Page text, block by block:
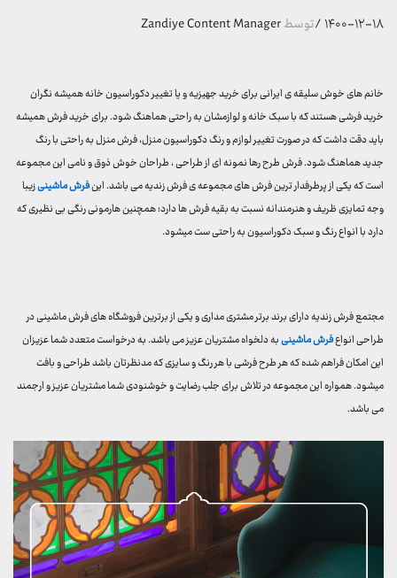
۱۴۰۰-۱۲-۱۸/توسطZandiye Content Manager
خانم های خوش سلیقه ی ایرانی برای خرید جهیزیه و یا تغییر دکوراسیون خانه همیشه نگران
خرید فرشی هستند که با سبک خانه و لوازمشان به راحتی هماهنگ شود. برای خرید فرش همیشه
باید دقت داشت که در صورت تغییر لوازم و رنگ دکوراسیون منزل، فرش منزل به راحتی با رنگ
جدید هماهنگ شود. فرش طرح رها نمونه ای از طراحی ، طراحان خوش ذوق و نامی این مجموعه
است که یکی از پرطرفدار ترین فرش های مجموعه ی فرش زندیه می باشد. اینفرش ماشینیزیبا
وجه تمایزی ظریف و هنرمندانه نسبت به بقیه فرش ها دارد؛ همچنین هارمونی رنگی بی نظیری که
دارد با انواع رنگ و سبک دکوراسیون به راحتی ست میشود.
مجتمع فرش زندیه دارای برند برتر مشتری مداری و یکی از برترین فروشگاه های فرش ماشینی در
طراحی انواعفرش ماشینیبه دلخواه مشتریان عزیز می باشد. به درخواست متعدد شما عزیزان
این امکان فراهم شده که هر طرح فرشی با هر رنگ و سایزی که مدنظرتان باشد طراحی و بافت
میشود. همواره این مجموعه در تلاش برای جلب رضایت و خوشنودی شما مشتریان عزیز و ارجمند
می باشد.